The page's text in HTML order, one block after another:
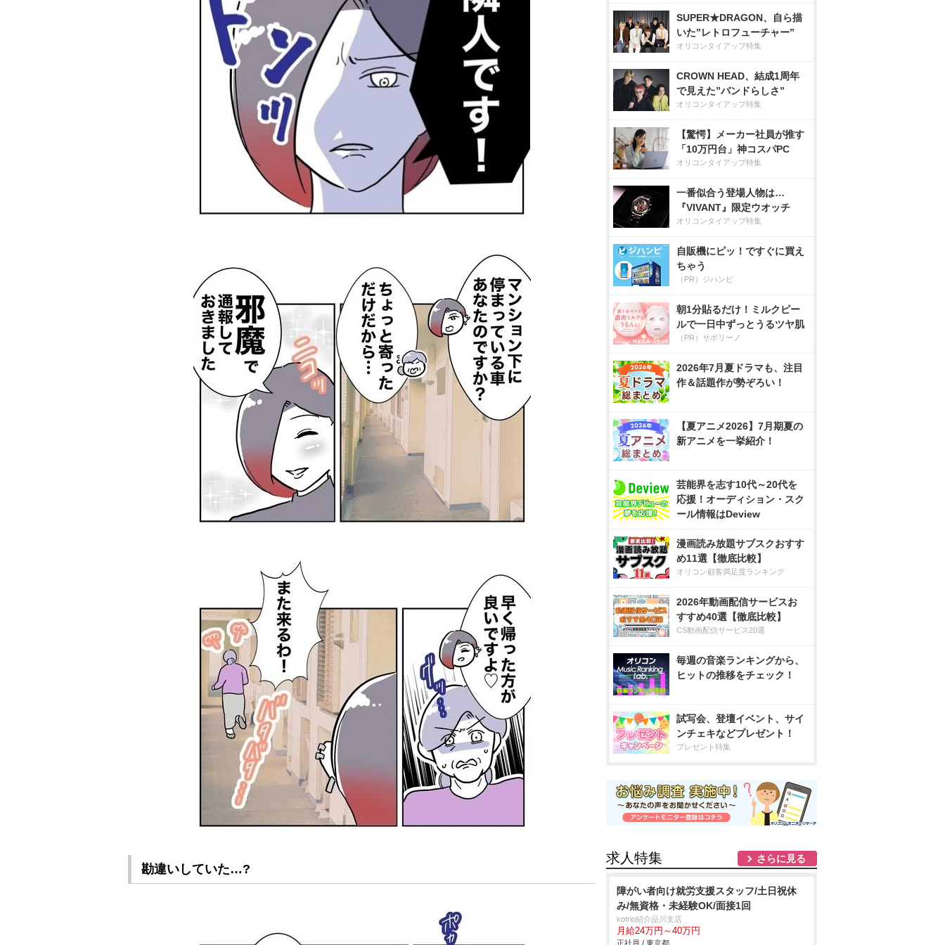
勘違いしていた…?
SUPER★DRAGON、自ら描
いた”レトロフューチャー”
オリコンタイアップ特集
CROWN HEAD、結成1周年
で見えた”バンドらしさ”
オリコンタイアップ特集
【驚愕】メーカー社員が推す
「10万円台」神コスパPC
オリコンタイアップ特集
一番似合う登場人物は…
『VIVANT』限定ウオッチ
オリコンタイアップ特集
自販機にピッ！ですぐに買え
ちゃう
（PR）ジハンピ
朝1分貼るだけ！ミルクピー
ルで一日中ずっとうるツヤ肌
（PR）サボリーノ
2026年7月夏ドラマも、注目
作＆話題作が勢ぞろい！
【夏アニメ2026】7月期夏の
新アニメを一挙紹介！
芸能界を志す10代～20代を
応援！オーディション・スク
ール情報はDeview
漫画読み放題サブスクおすす
め11選【徹底比較】
オリコン顧客満足度ランキング
2026年動画配信サービスお
すすめ40選【徹底比較】
CS動画配信サービス20選
毎週の音楽ランキングから、
ヒットの推移をチェック！
試写会、登壇イベント、サイ
ンチェキなどプレゼント！
プレゼント特集
求人特集 さらに見る
障がい者向け就労支援スタッフ/土日祝休
み/無資格・未経験OK/面接1回
kotrio紹介品川支店
月給24万円～40万円
正社員 / 東京都